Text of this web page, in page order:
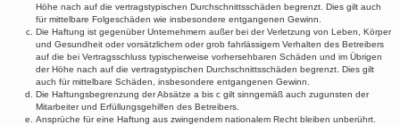
Höhe nach auf die vertragstypischen Durchschnittsschäden begrenzt. Dies gilt auch
für mittelbare Folgeschäden wie insbesondere entgangenen Gewinn.
Die Haftung ist gegenüber Unternehmern außer bei der Verletzung von Leben, Körper
und Gesundheit oder vorsätzlichem oder grob fahrlässigem Verhalten des Betreibers
auf die bei Vertragsschluss typischerweise vorhersehbaren Schäden und im Übrigen
der Höhe nach auf die vertragstypischen Durchschnittsschäden begrenzt. Dies gilt
auch für mittelbare Schäden, insbesondere entgangenen Gewinn.
Die Haftungsbegrenzung der Absätze a bis c gilt sinngemäß auch zugunsten der
Mitarbeiter und Erfüllungsgehilfen des Betreibers.
Ansprüche für eine Haftung aus zwingendem nationalem Recht bleiben unberührt.